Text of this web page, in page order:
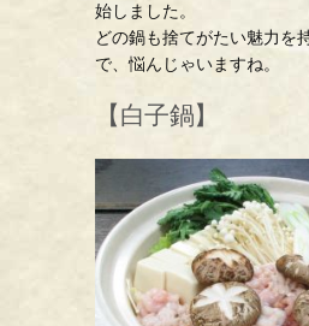
始しました。
どの鍋も捨てがたい魅力を
で、悩んじゃいますね。
【白子鍋】